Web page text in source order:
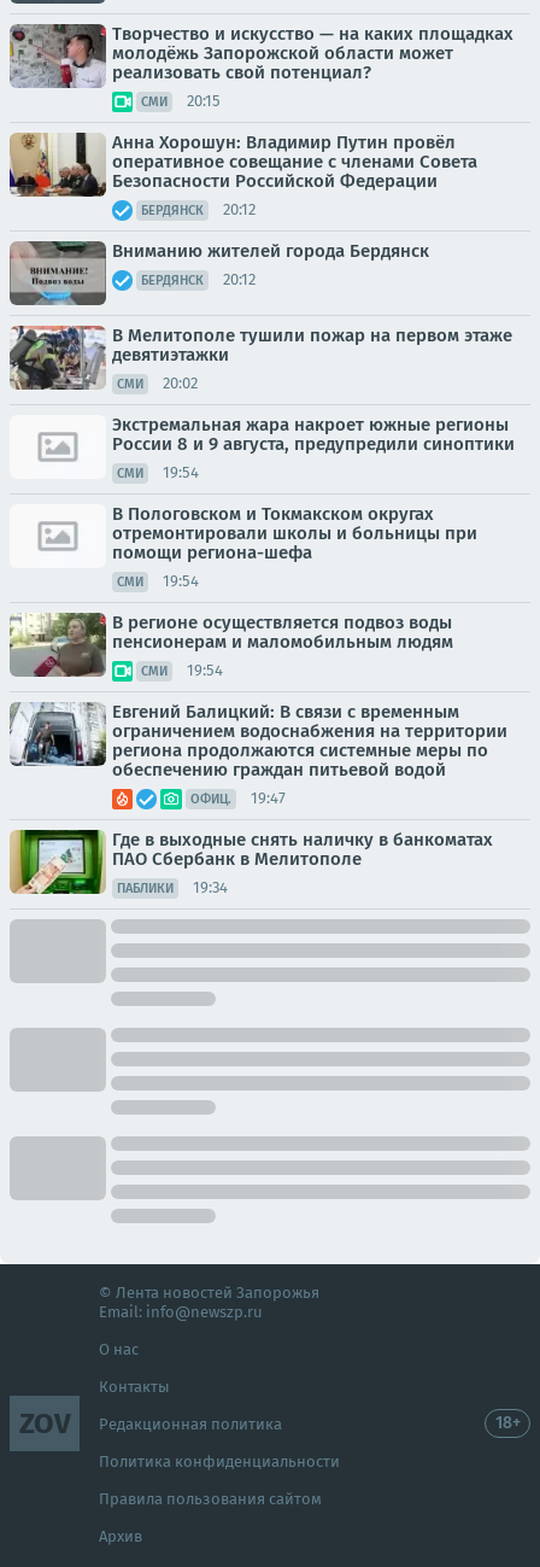
Творчество и искусство — на каких площадках
молодёжь Запорожской области может
реализовать свой потенциал?
СМИ 20:15
Анна Хорошун: Владимир Путин провёл
оперативное совещание с членами Совета
Безопасности Российской Федерации
БЕРДЯНСК 20:12
Вниманию жителей города Бердянск
БЕРДЯНСК 20:12
В Мелитополе тушили пожар на первом этаже
девятиэтажки
СМИ 20:02
Экстремальная жара накроет южные регионы
России 8 и 9 августа, предупредили синоптики
СМИ 19:54
В Пологовском и Токмакском округах
отремонтировали школы и больницы при
помощи региона-шефа
СМИ 19:54
В регионе осуществляется подвоз воды
пенсионерам и маломобильным людям
СМИ 19:54
Евгений Балицкий: В связи с временным
ограничением водоснабжения на территории
региона продолжаются системные меры по
обеспечению граждан питьевой водой
ОФИЦ. 19:47
Где в выходные снять наличку в банкоматах
ПАО Сбербанк в Мелитополе
ПАБЛИКИ 19:34
ZOV
© Лента новостей Запорожья
Email: info@newszp.ru
О нас
Контакты
Редакционная политика
Политика конфиденциальности
Правила пользования сайтом
Архив
18+